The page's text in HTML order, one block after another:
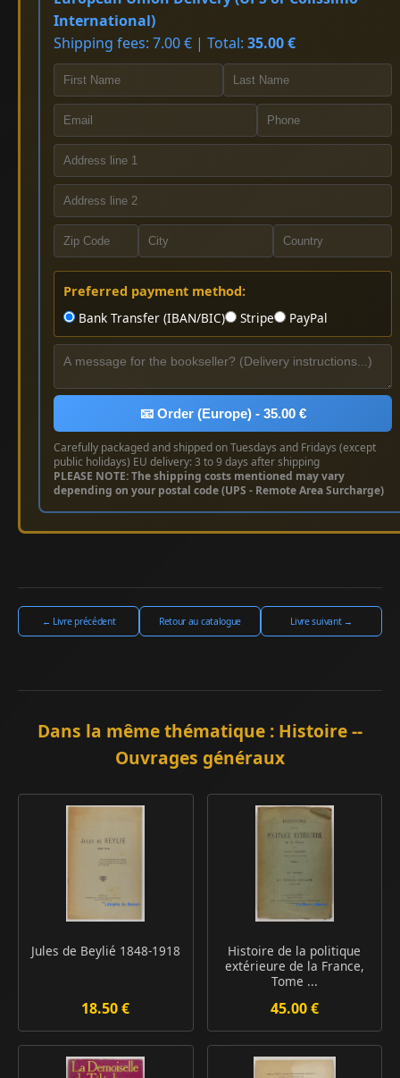
International)
Shipping fees: 7.00 € | Total: 35.00 €
Preferred payment method:
Bank Transfer (IBAN/BIC)
Stripe PayPal
📧 Order (Europe) - 35.00 €
Carefully packaged and shipped on Tuesdays and Fridays (except
public holidays) EU delivery: 3 to 9 days after shipping
PLEASE NOTE: The shipping costs mentioned may vary
depending on your postal code (UPS - Remote Area Surcharge)
← Livre précédent Retour au catalogue Livre suivant →
Dans la même thématique : Histoire --
Ouvrages généraux
Jules de Beylié 1848-1918
18.50 €
Histoire de la politique
extérieure de la France,
Tome ...
45.00 €